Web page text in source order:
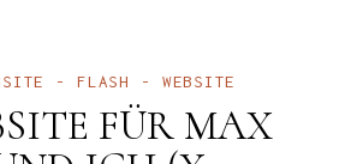
FLASH WEBSITE
FÜR MAX